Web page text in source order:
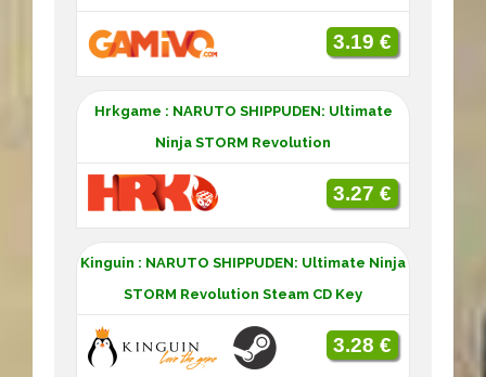
3.19 €
Hrkgame : NARUTO SHIPPUDEN: Ultimate
Ninja STORM Revolution
3.27 €
Kinguin : NARUTO SHIPPUDEN: Ultimate Ninja
STORM Revolution Steam CD Key
3.28 €